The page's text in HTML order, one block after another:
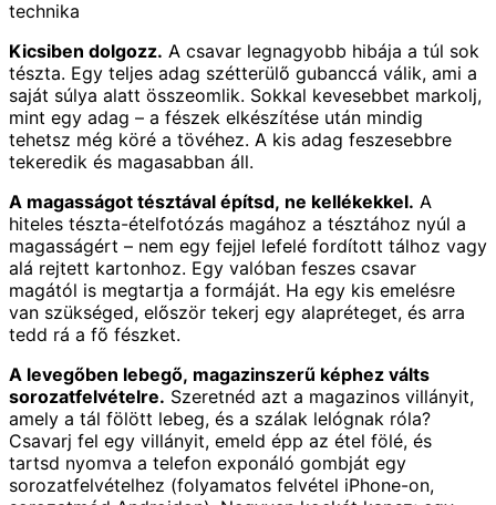
technika
Kicsiben dolgozz. A csavar legnagyobb hibája a túl sok
tészta. Egy teljes adag szétterülő gubanccá válik, ami a
saját súlya alatt összeomlik. Sokkal kevesebbet markolj,
mint egy adag – a fészek elkészítése után mindig
tehetsz még köré a tövéhez. A kis adag feszesebbre
tekeredik és magasabban áll.
A magasságot tésztával építsd, ne kellékekkel. A
hiteles tészta-ételfotózás magához a tésztához nyúl a
magasságért – nem egy fejjel lefelé fordított tálhoz vagy
alá rejtett kartonhoz. Egy valóban feszes csavar
magától is megtartja a formáját. Ha egy kis emelésre
van szükséged, először tekerj egy alapréteget, és arra
tedd rá a fő fészket.
A levegőben lebegő, magazinszerű képhez válts
sorozatfelvételre. Szeretnéd azt a magazinos villányit,
amely a tál fölött lebeg, és a szálak lelógnak róla?
Csavarj fel egy villányit, emeld épp az étel fölé, és
tartsd nyomva a telefon exponáló gombját egy
sorozatfelvételhez (folyamatos felvétel iPhone-on,